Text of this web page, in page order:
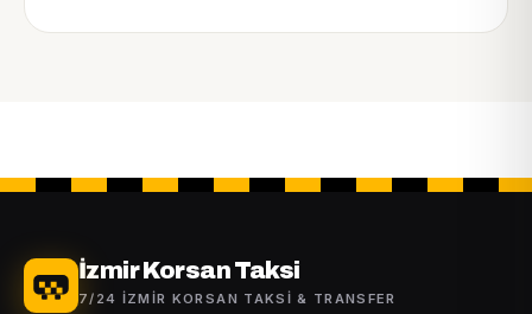
İzmir Korsan Taksi
7/24 İZMIR KORSAN TAKSI & TRANSFER